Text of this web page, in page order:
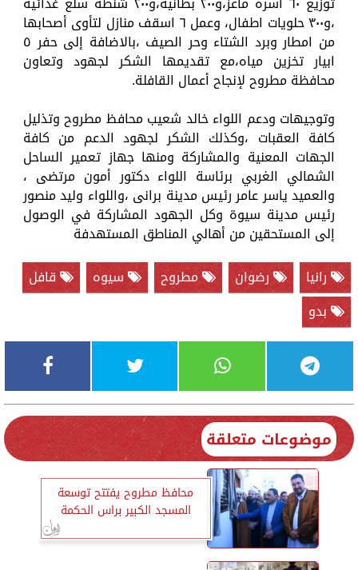
،و٣٠٠ حلويات اطفال، وعمل ٦ اسقف منازل لتأوى أصحابها
من امطار وبرد الشتاء وحر الصيف ،بالاضافة إلى حفر ٥
ابيار تخزين مياه،مع تقديمها الشكر لجهود وتعاون
محافظة مطروح لإنجاح أعمال القافلة.
وتوجيهات ودعم اللواء خالد شعيب محافظ مطروح وتذليل
كافة العقبات ،وكذلك الشكر لجهود الدعم من كافة
الجهات المعنية والمشاركة ومنها جهاز تعمير الساحل
الشمالي الغربي برئاسة اللواء دكتور أمون مرتضى ،
والعميد ياسر عامر رئيس مدينة برانى ،واللواء وليد منصور
رئيس مدينة سيوة وكل الجهود المشاركة في الوصول
إلى المستحقين من أهالي المناطق المستهدفة
رانيا
رضوان مطروح سيوه
قافل
بدو
موضوعات متعلقة
محافظ مطروح يفتتح توسعة
المسجد الكبير براس الحكمة